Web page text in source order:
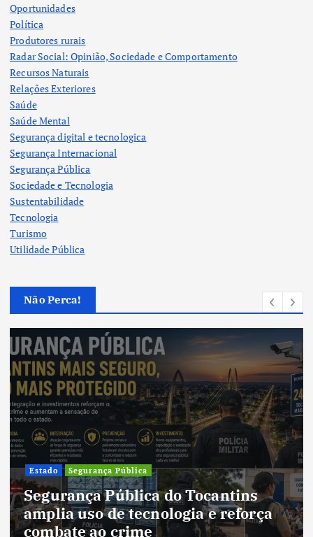
Oportunidades
Política
Produtores rurais
Radar Social: Opinião, Sociedade e Comportamento
Recursos Naturais
Relações Exteriores
Saúde
Saúde Mental
Segurança digital e tecnologica
Segurança Internacional
Segurança Pública
Sociedade e Tecnologia
Sustentabilidade
Tecnologia
Turismo
Utilidade Pública
Não Perca!
Cultura
Cultura do Tocantins preserva
tradições e fortalece identidade de
um estado em constante
transformação